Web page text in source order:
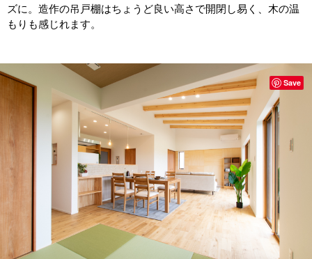
ズに。造作の吊戸棚はちょうど良い高さで開閉し易く、木の温
もりも感じれます。
Save